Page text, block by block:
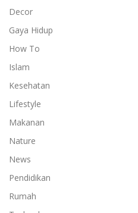
Decor
Gaya Hidup
How To
Islam
Kesehatan
Lifestyle
Makanan
Nature
News
Pendidikan
Rumah